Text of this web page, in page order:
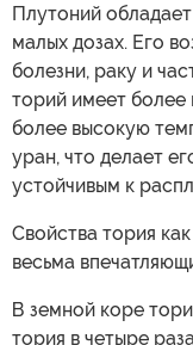
Плутоний
малых дозах. Его
болезни, раку и
торий имеет
более высокую
уран, что делает
устойчивым к
Свойства тория
весьма
В земной коре
тория в четыре